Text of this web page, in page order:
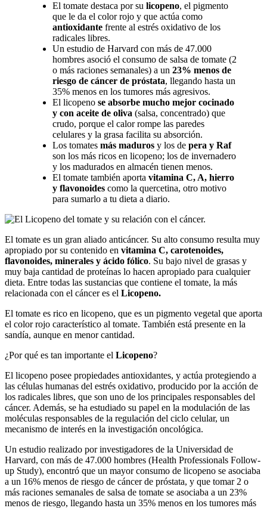
El tomate destaca por su licopeno, el pigmento
que le da el color rojo y que actúa como
antioxidante frente al estrés oxidativo de los
radicales libres.
Un estudio de Harvard con más de 47.000
hombres asoció el consumo de salsa de tomate (2
o más raciones semanales) a un 23% menos de
riesgo de cáncer de próstata, llegando hasta un
35% menos en los tumores más agresivos.
El licopeno se absorbe mucho mejor cocinado
y con aceite de oliva (salsa, concentrado) que
crudo, porque el calor rompe las paredes
celulares y la grasa facilita su absorción.
Los tomates más maduros y los de pera y Raf
son los más ricos en licopeno; los de invernadero
y los madurados en almacén tienen menos.
El tomate también aporta vitamina C, A, hierro
y flavonoides como la quercetina, otro motivo
para sumarlo a tu dieta a diario.
El tomate es un gran aliado anticáncer. Su alto consumo resulta muy
apropiado por su contenido en vitamina C, carotenoides,
flavonoides, minerales y ácido fólico. Su bajo nivel de grasas y
muy baja cantidad de proteínas lo hacen apropiado para cualquier
dieta. Entre todas las sustancias que contiene el tomate, la más
relacionada con el cáncer es el Licopeno.
El tomate es rico en licopeno, que es un pigmento vegetal que aporta
el color rojo característico al tomate. También está presente en la
sandía, aunque en menor cantidad.
¿Por qué es tan importante el Licopeno?
El licopeno posee propiedades antioxidantes, y actúa protegiendo a
las células humanas del estrés oxidativo, producido por la acción de
los radicales libres, que son uno de los principales responsables del
cáncer. Además, se ha estudiado su papel en la modulación de las
moléculas responsables de la regulación del ciclo celular, un
mecanismo de interés en la investigación oncológica.
Un estudio realizado por investigadores de la Universidad de
Harvard, con más de 47.000 hombres (Health Professionals Follow-
up Study), encontró que un mayor consumo de licopeno se asociaba
a un 16% menos de riesgo de cáncer de próstata, y que tomar 2 o
más raciones semanales de salsa de tomate se asociaba a un 23%
menos de riesgo, llegando hasta un 35% menos en los tumores más